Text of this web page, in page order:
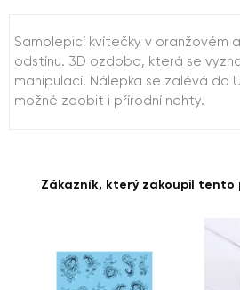
Samolepicí kvítečky v oranžovém
odstínu. 3D ozdoba, která se
manipulací. Nálepka se zalévá do
možné zdobit i přírodní nehty.
Zákazník, který zakoupil tento